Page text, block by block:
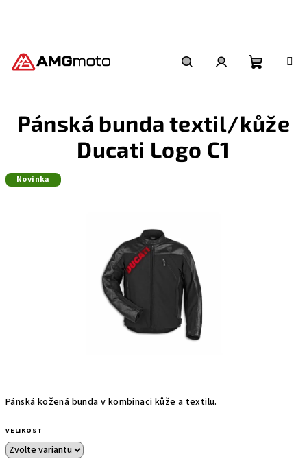
košík
Pánská kožená bunda v kombinaci kůže a textilu.
VELIKOST
Pánská bunda textil/kůže
Ducati Logo C1
Novinka